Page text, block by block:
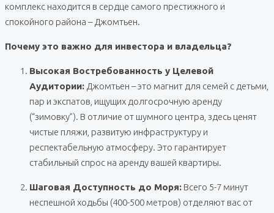
комплекс находится в сердце самого престижного и
спокойного района – Джомтьен.
Почему это важно для инвестора и владельца?
Высокая Востребованность у Целевой
Аудитории: Джомтьен – это магнит для семей с детьми,
пар и экспатов, ищущих долгосрочную аренду
(“зимовку”). В отличие от шумного центра, здесь ценят
чистые пляжи, развитую инфраструктуру и
респектабельную атмосферу. Это гарантирует
стабильный спрос на аренду вашей квартиры.
Шаговая Доступность до Моря: Всего 5-7 минут
неспешной ходьбы (400-500 метров) отделяют вас от